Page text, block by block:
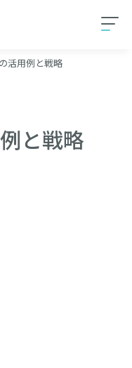
活用例と戦略
と戦略